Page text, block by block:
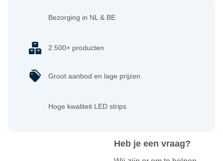
Heb je een vraag?
Bezorging in NL & BE
2.500+ producten
Groot aanbod en lage prijzen
Hoge kwaliteit LED strips